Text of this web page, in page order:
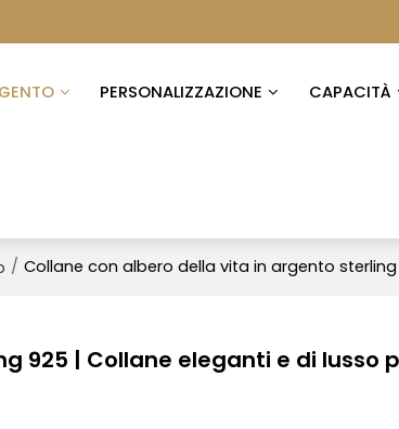
PERSONALIZZAZIONE CAPACITÀ
/ Collane con albero della vita in argento
925 | Collane eleganti e di lusso